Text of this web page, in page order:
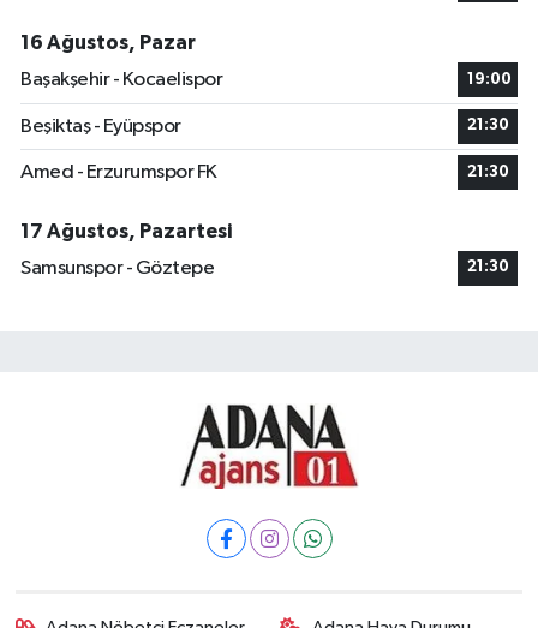
16 Ağustos, Pazar
Başakşehir - Kocaelispor
19:00
Beşiktaş - Eyüpspor 21:30
Amed - Erzurumspor FK 21:30
17 Ağustos, Pazartesi
Samsunspor - Göztepe
21:30